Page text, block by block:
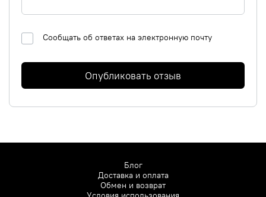
Сообщать об ответах на электронную почту
Опубликовать отзыв
Блог
Доставка и оплата
Обмен и возврат